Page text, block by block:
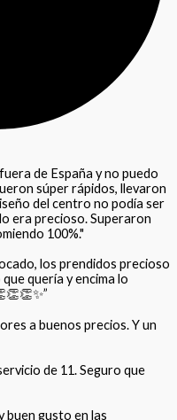
de España y no puedo
súper rápidos, llevaron
del centro no podía ser
era precioso. Superaron
100%."
los prendidos precioso
quería y encima lo
a buenos precios. Y un
de 11. Seguro que
buen gusto en las